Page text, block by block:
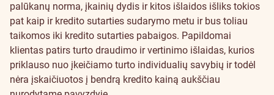
palūkanų norma, įkainių dydis ir kitos išlaidos išliks tokios
pat kaip ir kredito sutarties sudarymo metu ir bus toliau
taikomos iki kredito sutarties pabaigos. Papildomai
klientas patirs turto draudimo ir vertinimo išlaidas, kurios
priklauso nuo įkeičiamo turto individualių savybių ir todėl
nėra įskaičiuotos į bendrą kredito kainą aukščiau